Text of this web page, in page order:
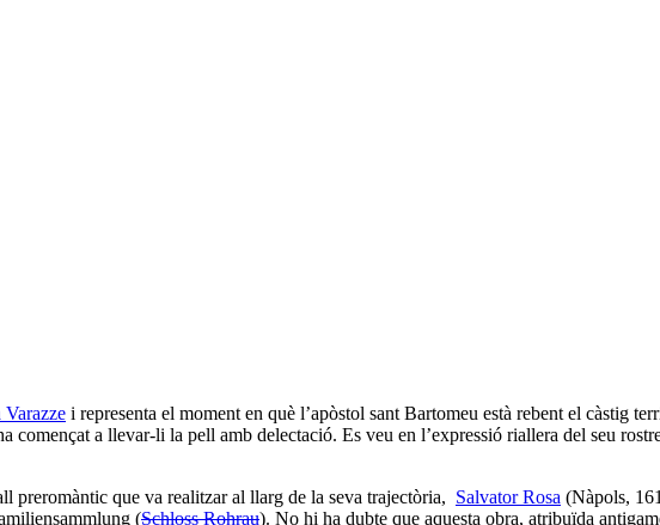
Varazze i representa el moment en què l’apòstol sant Bartomeu està rebent el càstig
començat a llevar-li la pell amb delectació. Es veu en l’expressió riallera del seu
preromàntic que va realitzar al llarg de la seva trajectòria, Salvator Rosa (Nàpols,
(Schloss Rohrau). No hi ha dubte que aquesta obra, atribuïda